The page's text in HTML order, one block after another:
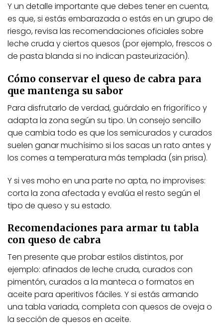
Y un detalle importante que debes tener en cuenta,
es que, si estás embarazada o estás en un grupo de
riesgo, revisa las recomendaciones oficiales sobre
leche cruda y ciertos quesos (por ejemplo, frescos o
de pasta blanda si no indican pasteurización).
Cómo conservar el queso de cabra para
que mantenga su sabor
Para disfrutarlo de verdad, guárdalo en frigorífico y
adapta la zona según su tipo. Un consejo sencillo
que cambia todo es que los semicurados y curados
suelen ganar muchísimo si los sacas un rato antes y
los comes a temperatura más templada (sin prisa).
Y si ves moho en una parte no apta, no improvises:
corta la zona afectada y evalúa el resto según el
tipo de queso y su estado.
Recomendaciones para armar tu tabla
con queso de cabra
Ten presente que probar estilos distintos, por
ejemplo: afinados de leche cruda, curados con
pimentón, curados a la manteca o formatos en
aceite para aperitivos fáciles. Y si estás armando
una tabla variada, completa con quesos de oveja o
la sección de quesos en aceite.